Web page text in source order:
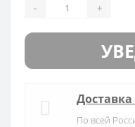
- +
Доставка
По всей